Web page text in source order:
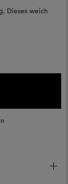
Dieses weich